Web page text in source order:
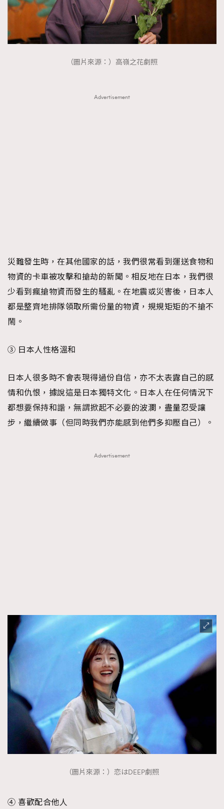
（圖片來源：）高嶺之花劇照
Advertisement
災難發生時，在其他國家的話，我們很常看到運送食物和
物資的卡車被攻擊和搶劫的新聞。相反地在日本，我們很
少看到瘋搶物資而發生的騷亂。在地震或災害後，日本人
都是整齊地排隊領取所需份量的物資，規規矩矩的不搶不
鬧。
③ 日本人性格溫和
日本人很多時不會表現得過份自信，亦不太表露自己的感
情和仇恨，據說這是日本獨特文化。日本人在任何情況下
都想要保持和諧，無謂掀起不必要的波瀾，盡量忍受讓
步，繼續做事（但同時我們亦能感到他們多抑壓自己）。
Advertisement
（圖片來源：）恋はDEEP劇照
④ 喜歡配合他人